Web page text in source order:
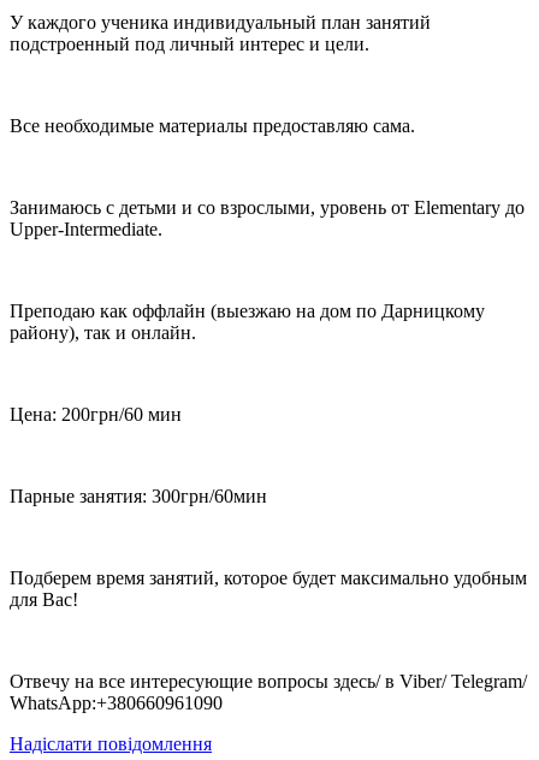
У каждого ученика индивидуальный план занятий
подстроенный под личный интерес и цели.
Все необходимые материалы предоставляю сама.
Занимаюсь с детьми и со взрослыми, уровень от Elementary до
Upper-Intermediate.
Преподаю как оффлайн (выезжаю на дом по Дарницкому
району), так и онлайн.
Цена: 200грн/60 мин
Парные занятия: 300грн/60мин
Подберем время занятий, которое будет максимально удобным
для Вас!
Отвечу на все интересующие вопросы здесь/ в Viber/ Telegram/
WhatsApp:+380660961090
Надіслати повідомлення